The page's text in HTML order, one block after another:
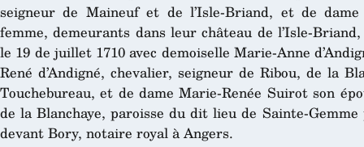
seigneur de Maineuf et de l’Isle-Briand, et de
femme, demeurants dans leur château de l’Isle-
le 19 de juillet 1710 avec demoiselle Marie-Anne
René d’Andigné, chevalier, seigneur de Ribou, de la
Touchebureau, et de dame Marie-Renée Suirot son
de la Blanchaye, paroisse du dit lieu de Sainte-
devant Bory, notaire royal à Angers.